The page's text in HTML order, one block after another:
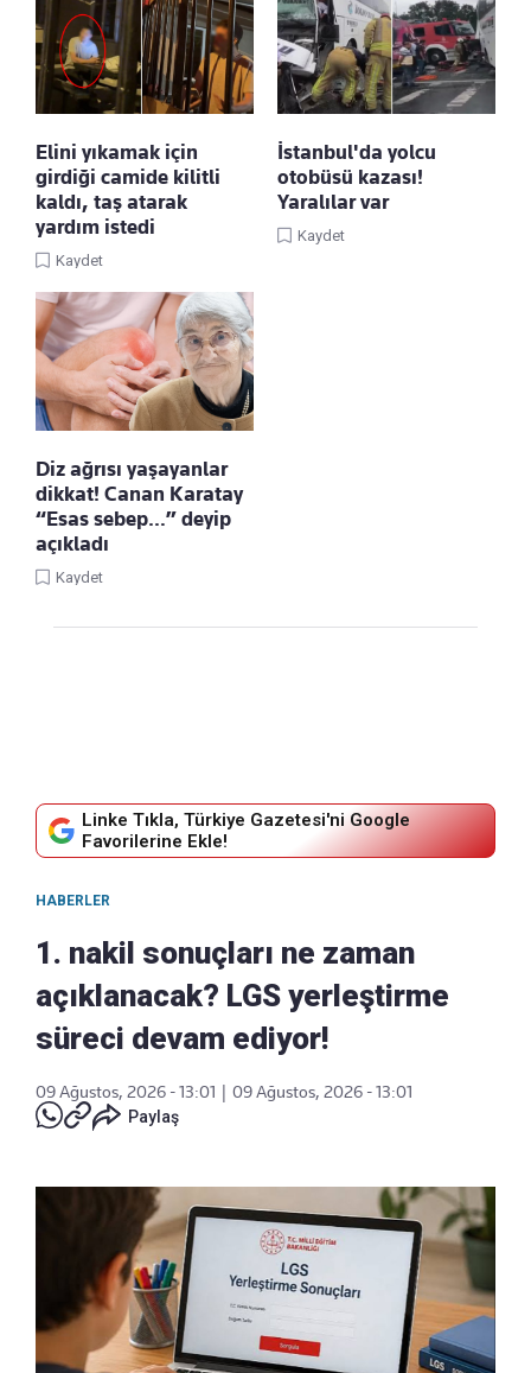
Elini yıkamak için
girdiği camide kilitli
kaldı, taş atarak
yardım istedi
Kaydet
İstanbul'da yolcu
otobüsü kazası!
Yaralılar var
Kaydet
Diz ağrısı yaşayanlar
dikkat! Canan Karatay
“Esas sebep…” deyip
açıkladı
Kaydet
Linke Tıkla, Türkiye Gazetesi'ni Google
Favorilerine Ekle!
HABERLER
1. nakil sonuçları ne zaman
açıklanacak? LGS yerleştirme
süreci devam ediyor!
09 Ağustos, 2026 - 13:01
09 Ağustos, 2026 - 13:01
Paylaş